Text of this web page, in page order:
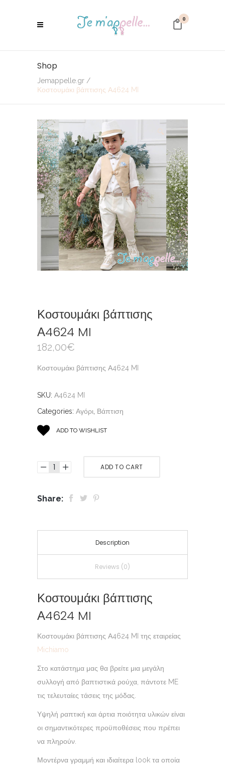
0
Shop
Jemappelle.gr /
Κοστουμάκι βάπτισης Α4624 MI
🔍
Κοστουμάκι βάπτισης
Α4624 MI
182,00€
Κοστουμάκι βάπτισης Α4624 MI
SKU: Α4624 MI
Categories: Αγόρι Βάπτιση
ADD TO WISHLIST
ADD TO CART
Share:
Description
Reviews (0)
Κοστουμάκι βάπτισης
Α4624 MI
Κοστουμάκι βάπτισης Α4624 MI της εταιρείας
Michiamo
Στο κατάστημα μας θα βρείτε μια μεγάλη
συλλογή από βαπτιστικά ρούχα, πάντοτε ME
τις τελευταίες τάσεις της μόδας.
Υψηλή ραπτική και άρτια ποιότητα υλικών είναι
οι σημαντικότερες προϋποθέσεις που πρέπει
να πληρούν.
Μοντέρνα γραμμή και ιδιαίτερα look τα οποία